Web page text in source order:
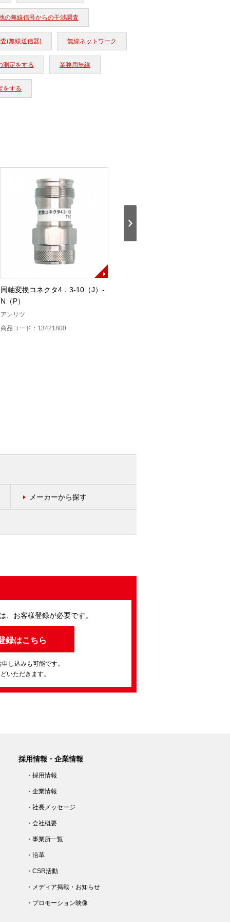
の無線信号からの干渉調査
(無線送信器) 無線ネットワーク
測定をする 業務用無線
をする
同軸変換コネクタ4．3-10（J）-
N（P）
アンリツ
商品コード：13421800
メーカーから探す
、お客様登録が必要です。
録はこちら
し込みも可能です。
いただきます。
採用情報・企業情報
・採用情報
・企業情報
・社長メッセージ
・会社概要
・事業所一覧
・沿革
・CSR活動
・メディア掲載・お知らせ
・プロモーション映像